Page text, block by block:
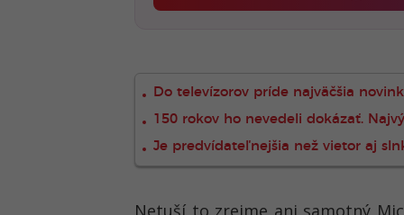
Do televízorov príde najväčšia
150 rokov ho nevedeli dokázať.
Je predvídateľnejšia než vietor aj